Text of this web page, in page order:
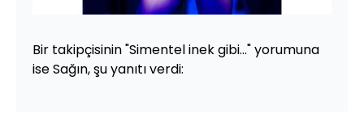
Bir takipçisinin "Simentel inek gibi..." yorumuna
ise Sağın, şu yanıtı verdi: